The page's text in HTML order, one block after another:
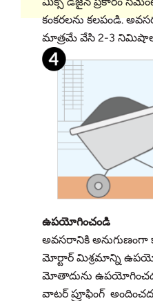
కంకరలను కలపండి.
మాత్రమే వేసి 2-3
ఉపయోగించండి
అవసరానికి అనుగుణంగా
మోర్టార్ మిశ్రమాన్ని
మోతాదును
వాటర్ ప్రూఫింగ్